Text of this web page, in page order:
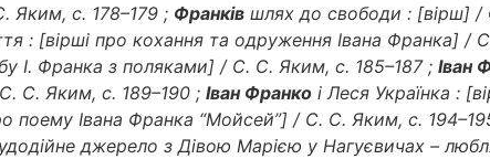
Яким, с. 178–179 ; Франків шлях до свободи : [вірш] /
: [вірші про кохання та одруження Івана Франка] /
І. Франка з поляками] / С. С. Яким, с. 185–187 ; Іван
С. Яким, с. 189–190 ; Іван Франко і Леся Українка :
поему Івана Франка “Мойсей”] / С. С. Яким, с.
джерело з Дівою Марією у Нагуєвичах –